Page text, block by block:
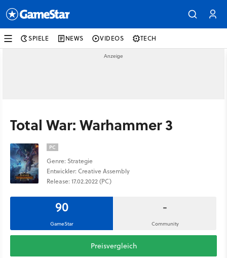
SPIELE NEWS VIDEOS TECH
Total War: Warhammer 3
PC
Genre: Strategie
Entwickler: Creative Assembly
Release: 17.02.2022 (PC)
90
GameStar
-
Community
Preisvergleich